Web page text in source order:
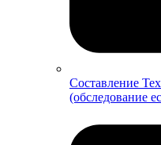
Составление
(обследование